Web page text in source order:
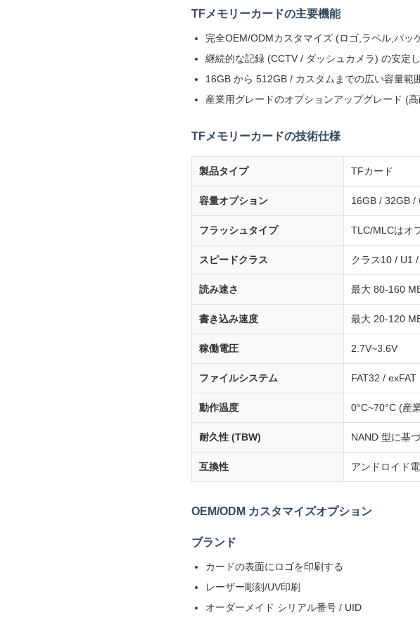
TFメモリーカードの主要機能
完全OEM/ODMカスタマイズ (ロゴ,ラベル,パッ
継続的な記録 (CCTV / ダッシュカメラ) の安定
16GB から 512GB / カスタムまでの広い容量範
産業用グレードのオプションアップグレード (
TFメモリーカードの技術仕様
製品タイプ TFカード
容量オプション 16GB / 32GB /
フラッシュタイプ TLC/MLCはオ
スピードクラス クラス10 / U1
読み速さ 最大 80-160
書き込み速度 最大 20-120
稼働電圧 2.7V~3.6V
ファイルシステム FAT32 / exFAT
動作温度 0°C~70°C (産
耐久性 (TBW) NAND 型に基
互換性 アンドロイド
OEM/ODM カスタマイズオプション
ブランド
カードの表面にロゴを印刷する
レーザー彫刻/UV印刷
オーダーメイド シリアル番号 / UID